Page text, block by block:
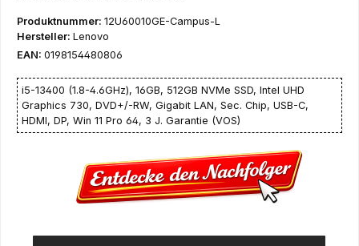
Produktnummer: 12U60010GE-Campus-L
Hersteller: Lenovo
EAN: 0198154480806
i5-13400 (1.8-4.6GHz), 16GB, 512GB NVMe SSD, Intel UHD
Graphics 730, DVD+/-RW, Gigabit LAN, Sec. Chip, USB-C,
HDMI, DP, Win 11 Pro 64, 3 J. Garantie (VOS)